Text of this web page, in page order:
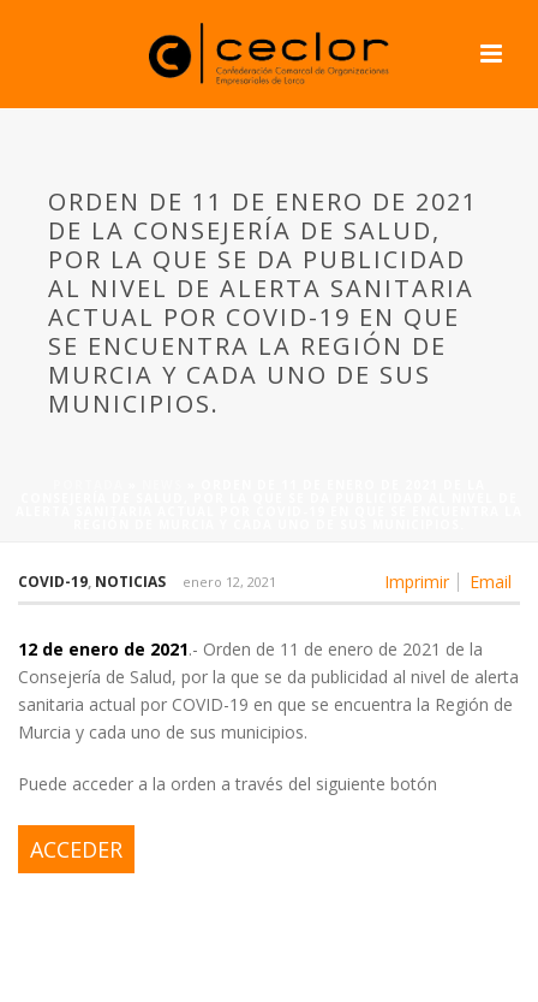
ORDEN DE 11 DE ENERO DE 2021
DE LA CONSEJERÍA DE SALUD,
POR LA QUE SE DA PUBLICIDAD
AL NIVEL DE ALERTA SANITARIA
ACTUAL POR COVID-19 EN QUE
SE ENCUENTRA LA REGIÓN DE
MURCIA Y CADA UNO DE SUS
MUNICIPIOS.
Imprimir Email
COVID-19, NOTICIAS enero 12, 2021
12 de enero de 2021.- Orden de 11 de enero de 2021 de la
Consejería de Salud, por la que se da publicidad al nivel de alerta
sanitaria actual por COVID-19 en que se encuentra la Región de
Murcia y cada uno de sus municipios.
Puede acceder a la orden a través del siguiente botón
ACCEDER